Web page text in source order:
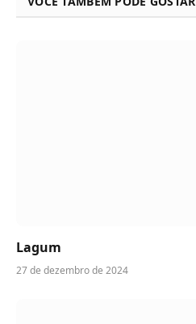
Lagum
27 de dezembro de 2024